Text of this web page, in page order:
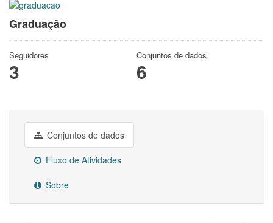
Graduação
Seguidores
3
Conjuntos de dados
6
Conjuntos de dados
Fluxo de Atividades
Sobre